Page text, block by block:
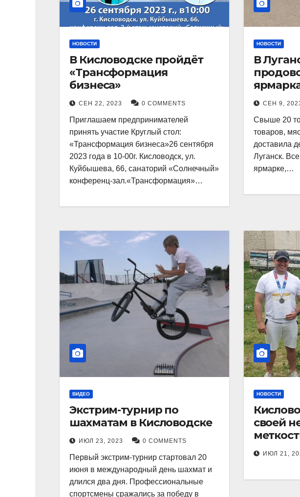
НОВОСТИ
В Кисловодске пройдёт
«Трансформация
бизнеса»
СЕН 22, 2023 0 COMMENTS
Приглашаем предпринимателей
принять участие Круглый стол:
«Трансформация бизнеса»26 сентября
2023 года в 10-00г. Кисловодск, ул.
Куйбышева, 66, санаторий «Солнечный»
конференц-зал.«Трансформация»…
НОВОСТИ
В
СЕН 9,
Свыше 20
товаров,
доставила
Луганск.
ярмарке,…
ВИДЕО
Экстрим-турнир по
шахматам в Кисловодске
ИЮЛ 23, 2023 0 COMMENTS
Первый экстрим-турнир стартовал 20
июня в международный день шахмат и
длился два дня. Профессиональные
спортсмены сражались за победу в
НОВОСТИ
своей
лука, и
ИЮЛ 21,